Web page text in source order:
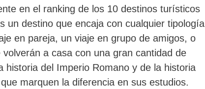
en el ranking de los 10 destinos turísticos
un destino que encaja con cualquier tipología
en pareja, un viaje en grupo de amigos, o
a casa con una gran cantidad de
historia del Imperio Romano y de la historia
marquen la diferencia en sus estudios.